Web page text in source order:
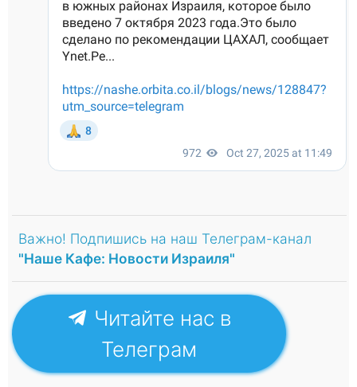
Важно! Подпишись на наш Телеграм-канал
"Наше Кафе: Новости Израиля"
Читайте нас в
Телеграм